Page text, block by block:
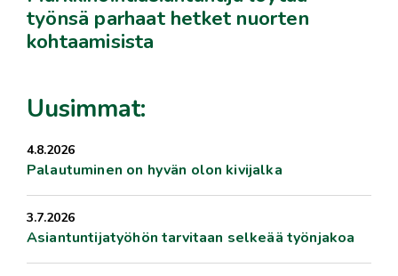
työnsä parhaat hetket nuorten
kohtaamisista
Uusimmat:
4.8.2026
Palautuminen on hyvän olon kivijalka
3.7.2026
Asiantuntijatyöhön tarvitaan selkeää työnjakoa